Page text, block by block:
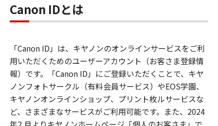
Canon IDとは
「Canon ID」は、キヤノンのオンラインサービスをご利
用いただくためのユーザーアカウント（お客さま登録情
報）です。「Canon ID」にご登録いただくことで、キヤ
ノンフォトサークル（有料会員サービス）やEOS学園、
キヤノンオンラインショップ、プリント枚ルサービスな
ど、さまざまなサービスがご利用可能です。また、2024